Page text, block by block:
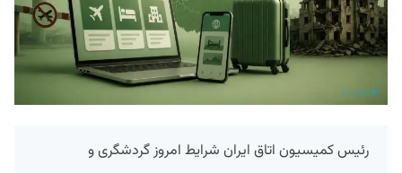
رئیس کمیسیون اتاق ایران شرایط امروز گردشگری و